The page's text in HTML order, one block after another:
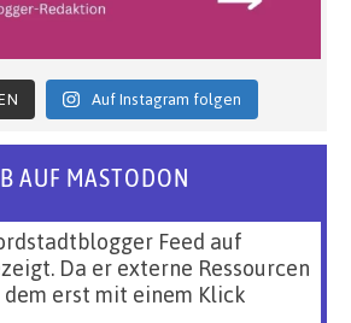
Auf Instagram folgen
AUF MASTODON
Feed auf
Da er externe Ressourcen
erst mit einem Klick